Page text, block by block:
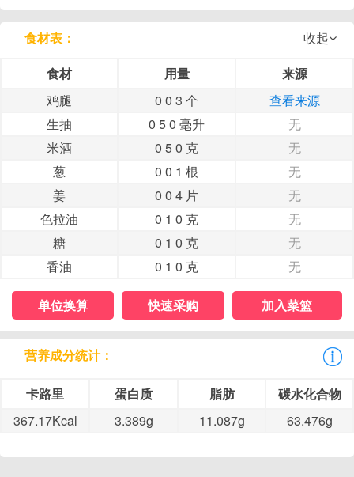
食材表：
收起
食材
用量
来源
鸡腿
0 0 3 个
查看来源
生抽
0 5 0 毫升
无
米酒
0 5 0 克
无
葱
0 0 1 根
无
姜
0 0 4 片
无
色拉油
0 1 0 克
无
糖
0 1 0 克
无
香油
0 1 0 克 无
单位换算 快速采购 加入菜篮
营养成分统计：
卡路里 蛋白质 脂肪
碳水化合物
367.17Kcal
3.389g 11.087g 63.476g